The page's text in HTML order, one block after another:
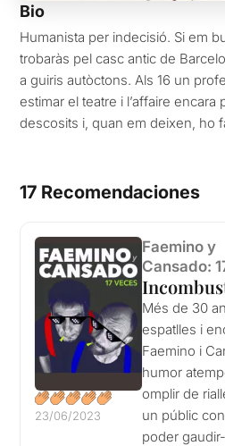
Bio
Humanista per indecisió. Si em
trobaràs pel casc antic de
a guiris autòctons. Als 16 un
estimar el teatre i l’affaire encara
descosits i, quan em deixen, ho
17 Recomendaciones
23/06/2023
Faemino y
Cansado:
Més de 30
espatlles i
Faemino i
humor
omplir de
un públic
poder